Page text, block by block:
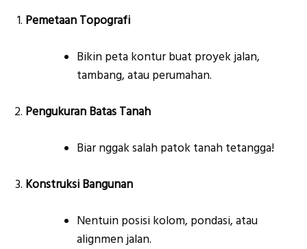
Pemetaan Topografi
Bikin peta kontur buat proyek jalan,
tambang, atau perumahan.
Pengukuran Batas Tanah
Biar nggak salah patok tanah tetangga!
Konstruksi Bangunan
Nentuin posisi kolom, pondasi, atau
alignmen jalan.